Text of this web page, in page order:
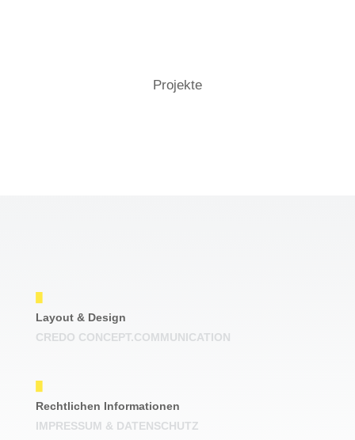
Projekte
Layout & Design
CREDO CONCEPT.COMMUNICATION
Rechtlichen Informationen
IMPRESSUM & DATENSCHUTZ